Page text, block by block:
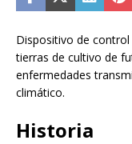
Dispositivo de
tierras de cultivo de
enfermedades
climático.
Historia